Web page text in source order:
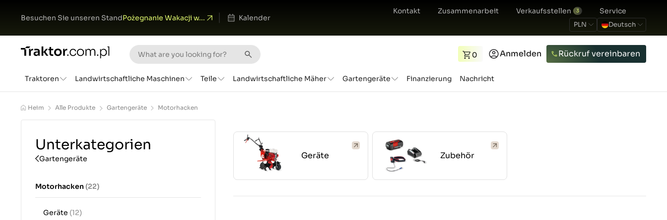
Besuchen Sie unseren StandPożegnanie Wakacji w... Kalender
Kontakt Zusammenarbeit Verkaufsstellen 3 Service
PLN Deutsch
0 Anmelden Rückruf vereinbaren
Traktoren Landwirtschaftliche Maschinen Teile Landwirtschaftliche Mäher Gartengeräte Finanzierung Nachricht
Heim Alle Produkte Gartengeräte Motorhacken
Unterkategorien
Gartengeräte
Motorhacken(22)
Geräte (12)
Geräte Zubehör